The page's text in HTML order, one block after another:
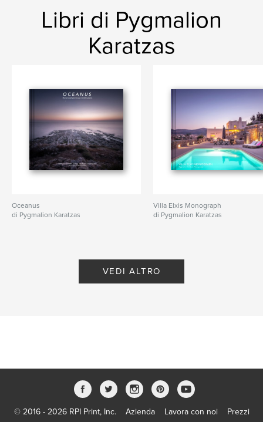
Libri di Pygmalion
Karatzas
Oceanus
di Pygmalion Karatzas
Villa Elxis Monograph
di Pygmalion Karatzas
VEDI ALTRO
© 2016 - 2026 RPI Print, Inc. Azienda Lavora con noi Prezzi